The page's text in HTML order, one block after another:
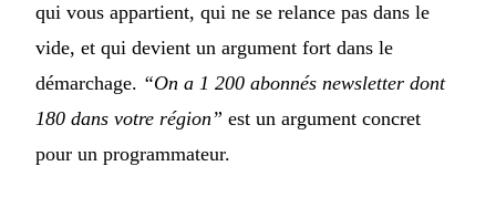
qui vous appartient, qui ne se relance pas dans le
vide, et qui devient un argument fort dans le
démarchage. “On a 1 200 abonnés newsletter dont
180 dans votre région” est un argument concret
pour un programmateur.